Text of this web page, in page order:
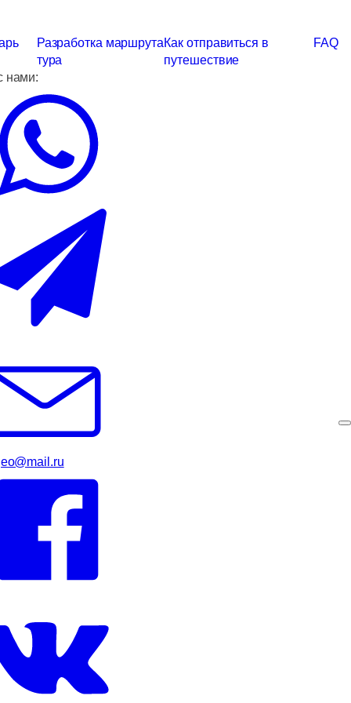
Разработка маршрута
тура
Как отправиться в
путешествие
FAQ
нами: